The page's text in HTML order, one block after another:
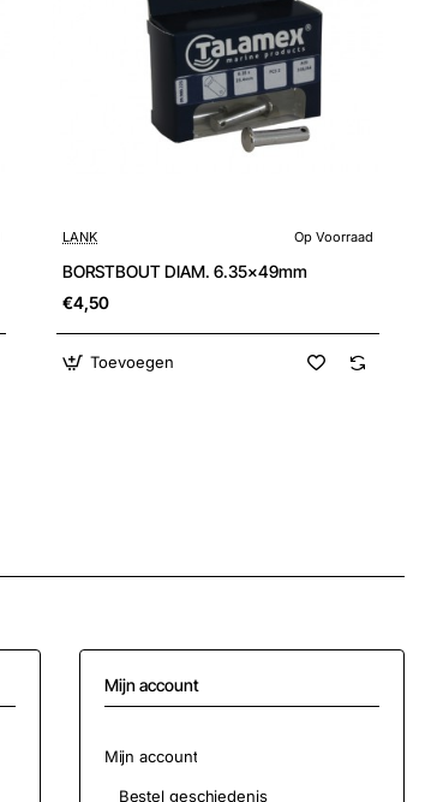
LANK Op Voorraad
BORSTBOUT DIAM. 6.35x49mm
€4,50
Toevoegen
Mijn account
Mijn account
Bestel geschiedenis